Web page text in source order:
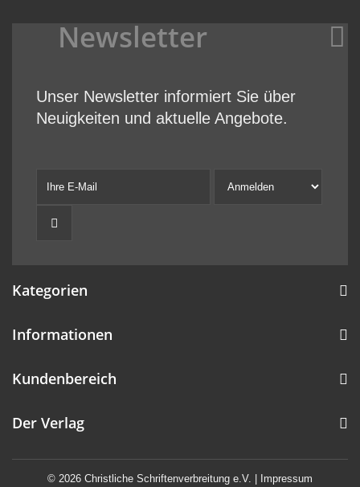
Newsletter
Unser Newsletter informiert Sie über
Neuigkeiten und aktuelle Angebote.
Kategorien
Informationen
© 2026 Christliche Schriftenverbreitung e.V. | Impressum
Kundenbereich
Der Verlag